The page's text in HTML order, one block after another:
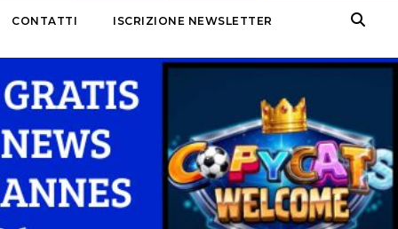
CONTATTI ISCRIZIONE NEWSLETTER